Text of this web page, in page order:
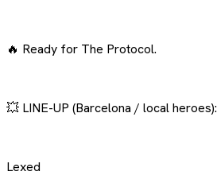
🔥 Ready for The Protocol.
💥 LINE-UP (Barcelona / local heroes):
Lexed